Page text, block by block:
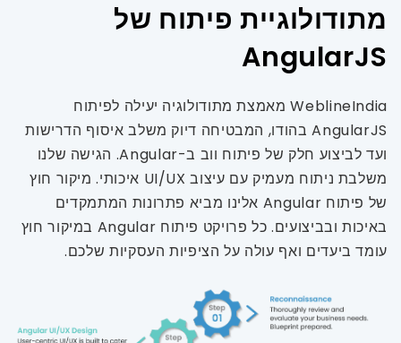
מתודולוגיית פיתוח של
AngularJS
WeblineIndia מאמצת מתודולוגיה יעילה לפיתוח
AngularJS בהודו, המבטיחה דיוק משלב איסוף הדרישות
ועד לביצוע חלק של פיתוח ווב ב-Angular. הגישה שלנו
משלבת ניתוח מעמיק עם עיצוב UI/UX איכותי. מיקור חוץ
של פיתוח Angular אלינו מביא פתרונות המתמקדים
באיכות ובביצועים. כל פרויקט פיתוח Angular במיקור חוץ
עומד ביעדים ואף עולה על הציפיות העסקיות שלכם.